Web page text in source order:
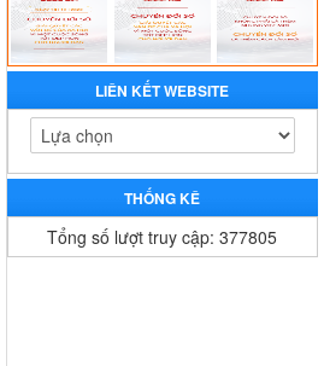
LIÊN KẾT WEBSITE
THỐNG KÊ
Tổng số lượt truy cập: 377805